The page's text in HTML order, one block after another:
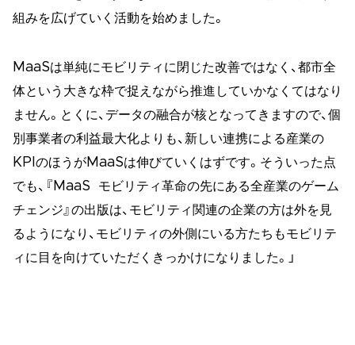
組みを広げていく活動を始めました。
MaaSは単純にモビリティに閉じた改善ではなく、都市全
体という大きな枠で捉えながら推進していかなくてはなり
ません。とくに、データの融合が核となってきますので、個
別事業者の利益最大化よりも、新しい連携による産業の
KPIのほうがMaaSは伸びていくはずです。そういった点
でも、『MaaS モビリティ革命の先にある全産業のゲーム
チェンジ』の出版は、モビリティ関連の企業の方は外を見
るようになり、モビリティの外側にいる方たちもモビリテ
ィに目を向けていただくきっかけになりました。」